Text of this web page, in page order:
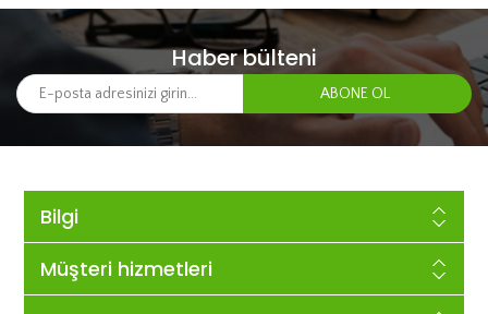
Haber bülteni
Bilgi
Müşteri hizmetleri